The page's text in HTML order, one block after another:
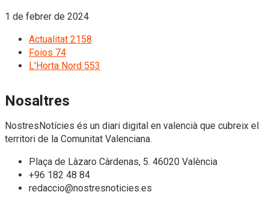
1 de febrer de 2024
Actualitat 2158
Foios 74
L'Horta Nord 553
Nosaltres
NostresNotícies és un diari digital en valencià que cubreix el
territori de la Comunitat Valenciana.
Plaça de Làzaro Càrdenas, 5. 46020 València
+96 182 48 84
redaccio@nostresnoticies.es